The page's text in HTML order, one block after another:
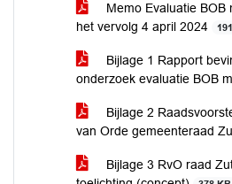
Memo Evaluatie
het vervolg 4 april 2024
Bijlage 1 Rapport
onderzoek evaluatie BOB
Bijlage 2
van Orde gemeenteraad
Bijlage 3 RvO raad